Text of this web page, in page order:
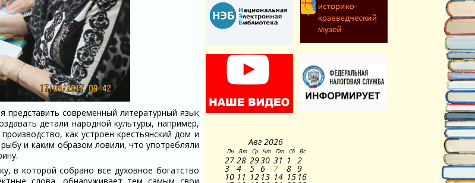
представить современный литературный язык
детали народной культуры, например,
как устроен крестьянский дом и
и каким образом ловили, что употребляли
в которой собрано все духовное богатство
Авг 2026
Пн Вт Ср Чт Пт Сб Вс
27 28 2930 31 1 2
3 4 5 6 7 8 9
10 11 12 13 14 15 16